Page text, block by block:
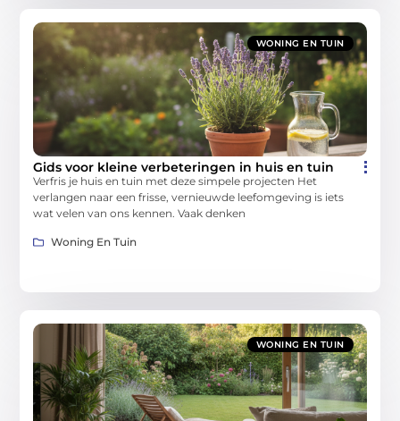
WONING EN TUIN
Gids voor kleine verbeteringen in huis en tuin
Verfris je huis en tuin met deze simpele projecten Het
verlangen naar een frisse, vernieuwde leefomgeving is iets
wat velen van ons kennen. Vaak denken
Woning En Tuin
WONING EN TUIN